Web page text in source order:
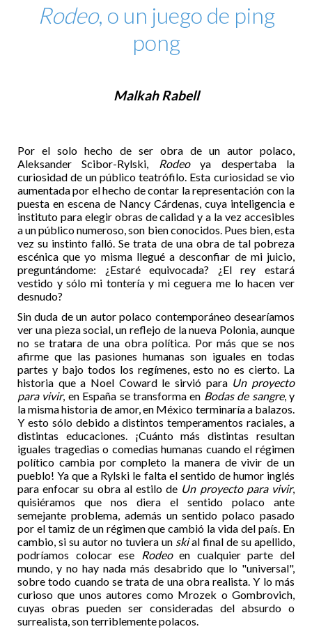
Rodeo, o un juego de ping
pong
Malkah Rabell
Por el solo hecho de ser obra de un autor polaco,
Aleksander Scibor-Rylski,
Rodeoya despertaba la
curiosidad de un público teatrófilo. Esta curiosidad se vio
aumentada por el hecho de contar la representación con la
puesta en escena de Nancy Cárdenas, cuya inteligencia e
instituto para elegir obras de calidad y a la vez accesibles
a un público numeroso, son bien conocidos. Pues bien, esta
vez su instinto falló. Se trata de una obra de tal pobreza
escénica que yo misma llegué a desconfiar de mi juicio,
preguntándome: ¿Estaré equivocada? ¿El rey estará
vestido y sólo mi tontería y mi ceguera me lo hacen ver
desnudo?
Sin duda de un autor polaco contemporáneo desearíamos
ver una pieza social, un reflejo de la nueva Polonia, aunque
no se tratara de una obra política. Por más que se nos
afirme que las pasiones humanas son iguales en todas
partes y bajo todos los regímenes, esto no es cierto. La
historia que a Noel Coward le sirvió para Un proyecto
para vivir, en España se transforma en Bodas de sangre, y
la misma historia de amor, en México terminaría a balazos.
Y esto sólo debido a distintos temperamentos raciales, a
distintas educaciones. ¡Cuánto más distintas resultan
iguales tragedias o comedias humanas cuando el régimen
político cambia por completo la manera de vivir de un
pueblo! Ya que a Rylski le falta el sentido de humor inglés
para enfocar su obra al estilo de Un proyecto para vivir,
quisiéramos que nos diera el sentido polaco ante
semejante problema, además un sentido polaco pasado
por el tamiz de un régimen que cambió la vida del país. En
cambio, si su autor no tuviera un skial final de su apellido,
podríamos colocar ese
Rodeoen cualquier parte del
mundo, y no hay nada más desabrido que lo "universal",
sobre todo cuando se trata de una obra realista. Y lo más
curioso que unos autores como Mrozek o Gombrovich,
cuyas obras pueden ser consideradas del absurdo o
surrealista, son terriblemente polacos.